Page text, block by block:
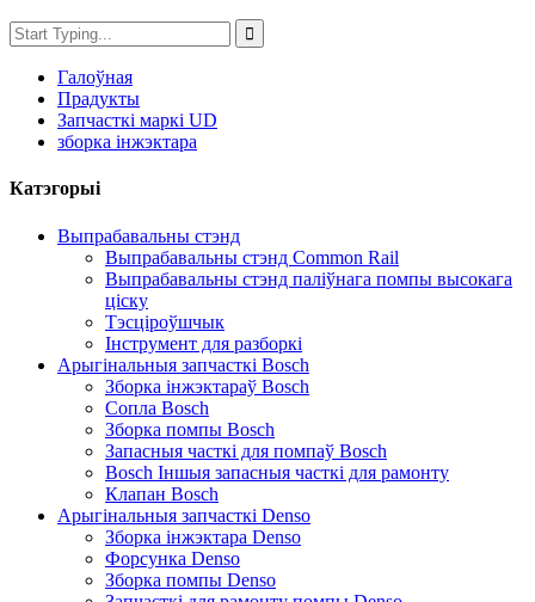
Галоўная
Прадукты
Запчасткі маркі UD
зборка інжэктара
Катэгорыі
Выпрабавальны стэнд
Выпрабавальны стэнд Common Rail
Выпрабавальны стэнд паліўнага помпы высокага
ціску
Тэсціроўшчык
Інструмент для разборкі
Арыгінальныя запчасткі Bosch
Зборка інжэктараў Bosch
Сопла Bosch
Зборка помпы Bosch
Запасныя часткі для помпаў Bosch
Bosch Іншыя запасныя часткі для рамонту
Клапан Bosch
Арыгінальныя запчасткі Denso
Зборка інжэктара Denso
Форсунка Denso
Зборка помпы Denso